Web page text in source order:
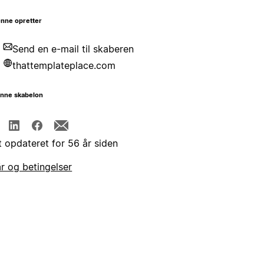
opretter
Send en e-mail til skaberen
thattemplateplace.com
skabelon
opdateret for 56 år siden
og betingelser